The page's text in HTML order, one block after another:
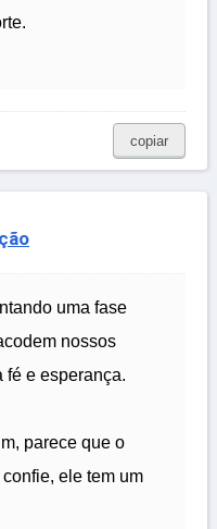
copiar
uma fase
nossos
fé e esperança.
parece que o
ele tem um